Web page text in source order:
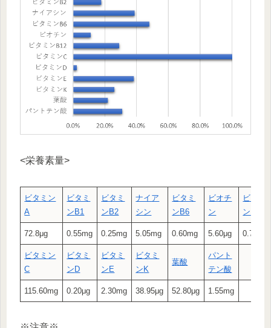
<栄養素量>
ビタミン
A
ビタミ
ンB1
ビタミ
ンB2
ナイア
シン
ビタミ
ンB6
ビオチ
ン
ビタミ
ン
72.8μg 0.55mg 0.25mg 5.05mg 0.60mg 5.60μg 0.70μg
ビタミン
C
ビタミ
ンD
ビタミ
ンE
ビタミ
ンK
葉酸
パント
テン酸
115.60mg 0.20μg 2.30mg 38.95μg 52.80μg 1.55mg